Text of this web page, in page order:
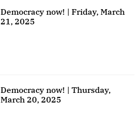
Democracy now! | Friday, March
21, 2025
Democracy now! | Thursday,
March 20, 2025